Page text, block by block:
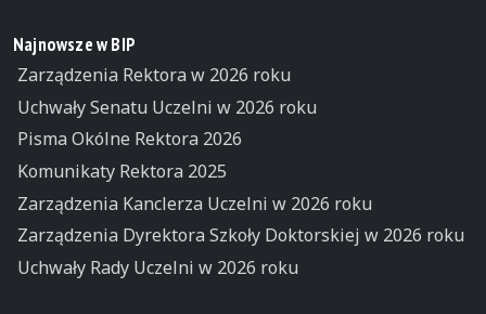
Najnowsze w BIP
Zarządzenia Rektora w 2026 roku
Uchwały Senatu Uczelni w 2026 roku
Pisma Okólne Rektora 2026
Komunikaty Rektora 2025
Zarządzenia Kanclerza Uczelni w 2026 roku
Zarządzenia Dyrektora Szkoły Doktorskiej w 2026 roku
Uchwały Rady Uczelni w 2026 roku